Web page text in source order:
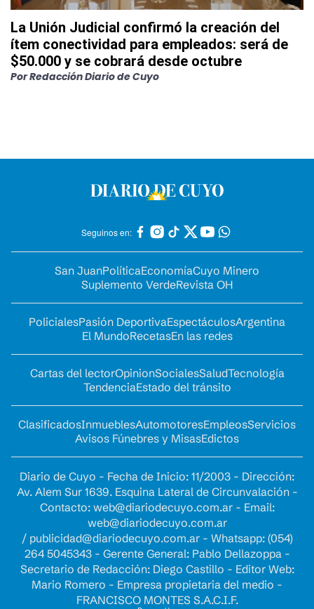
La Unión Judicial confirmó la creación del
ítem conectividad para empleados: será de
$50.000 y se cobrará desde octubre
PorRedacción Diario de Cuyo
Seguinos en:
San JuanPolíticaEconomíaCuyo Minero
Suplemento VerdeRevista OH
PolicialesPasión DeportivaEspectáculosArgentina
El MundoRecetasEn las redes
Cartas del lectorOpinionSocialesSaludTecnología
TendenciaEstado del tránsito
ClasificadosInmueblesAutomotoresEmpleosServicios
Avisos Fúnebres y MisasEdictos
Diario de Cuyo - Fecha de Inicio: 11/2003 - Dirección:
Av. Alem Sur 1639. Esquina Lateral de Circunvalación -
Contacto: web@diariodecuyo.com.ar- Email:
web@diariodecuyo.com.ar
/ publicidad@diariodecuyo.com.ar- Whatsapp: (054)
264 5045343 - Gerente General: Pablo Dellazoppa -
Secretario de Redacción: Diego Castillo - Editor Web:
Mario Romero - Empresa propietaria del medio -
FRANCISCO MONTES S.A.C.I.F.